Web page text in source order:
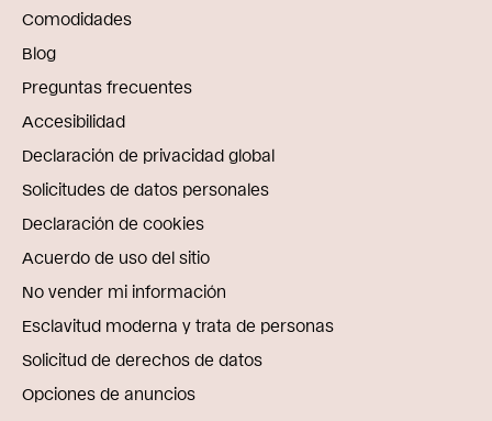
Comodidades
Blog
Preguntas frecuentes
Accesibilidad
Declaración de privacidad global
Solicitudes de datos personales
Declaración de cookies
Acuerdo de uso del sitio
No vender mi información
Esclavitud moderna y trata de personas
Solicitud de derechos de datos
Opciones de anuncios